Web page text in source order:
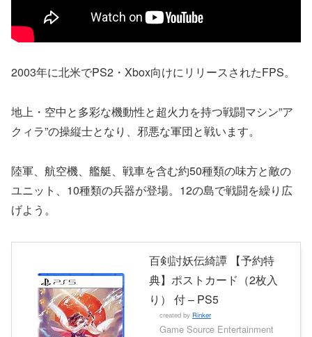
2003年に北米でPS2・Xbox向けにリリースされたFPS。
地上・空中と多彩な機動性と超火力を持つ戦闘マシン”ア
クィラ”の操縦士となり、邪悪な軍団と戦います。
陸軍、航空機、艦艇、戦車を含む約50種類の味方と敵の
ユニット、10種類の兵器が登場。12の島で戦闘を繰り広
げよう。
百剣討妖伝綺譚 【予約特
典】ポストカード（2枚入
り） 付 – PS5
created by Rinker
Game Source Entertainment